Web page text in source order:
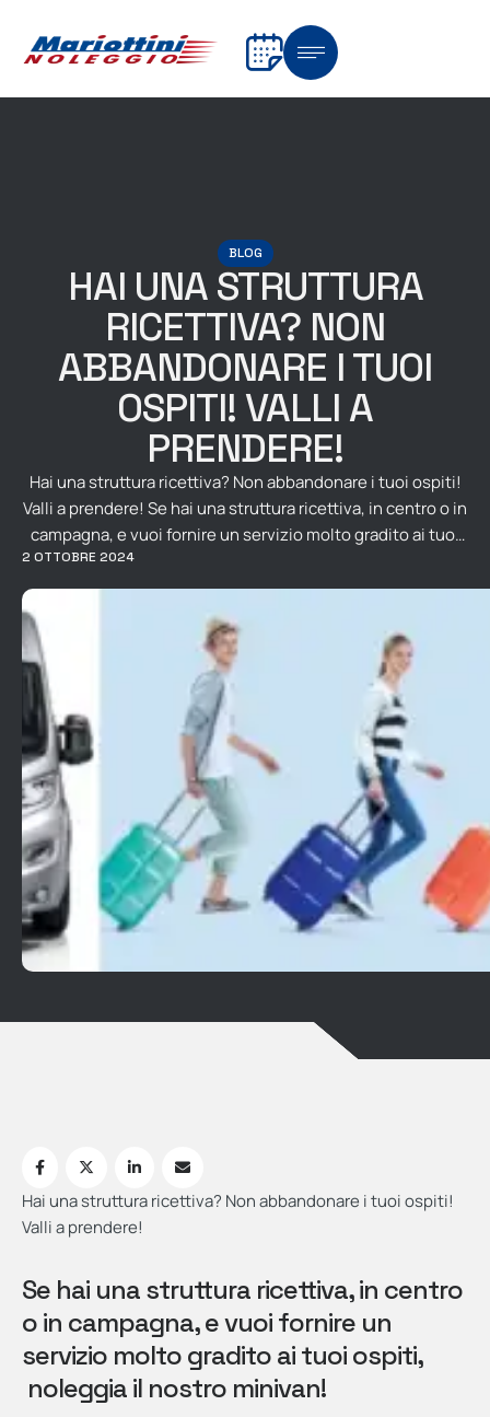
BLOG
HAI UNA STRUTTURA
RICETTIVA? NON
ABBANDONARE I TUOI
OSPITI! VALLI A
PRENDERE!
Hai una struttura ricettiva? Non abbandonare i tuoi ospiti!
Valli a prendere! Se hai una struttura ricettiva, in centro o in
campagna, e vuoi fornire un servizio molto gradito ai tuoi
ospiti, noleggia il nostro minivan! Il nostro pulmino 9
posti ti permette infatti di fornire questo
servizio, apprezzato dalla maggior parte degli ospiti che
viaggiano senza automobile …
2 OTTOBRE 2024
Hai una struttura ricettiva? Non abbandonare i tuoi ospiti!
Valli a prendere!
Se hai una struttura ricettiva, in centro
o in campagna, e vuoi fornire un
servizio molto gradito ai tuoi ospiti,
noleggia il nostro minivan!